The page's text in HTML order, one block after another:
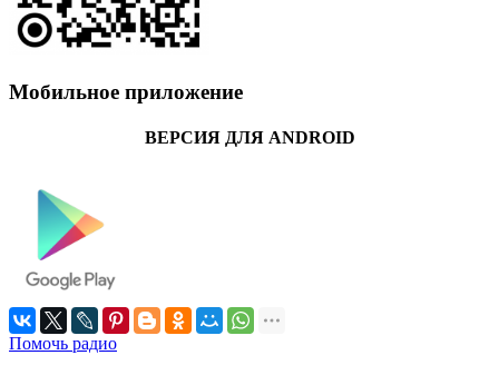
Мобильное приложение
ВЕРСИЯ ДЛЯ ANDROID
Помочь радио